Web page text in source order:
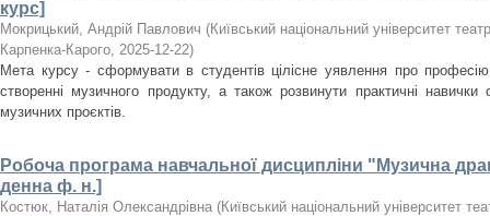
курс]
Мокрицький, Андрій Павлович (Київський національний університет
Карпенка-Карого, 2025-12-22)
Мета курсу - сформувати в студентів цілісне уявлення про
створенні музичного продукту, а також розвинути практичні навички
музичних проєктів.
Робоча програма навчальної дисципліни "Музична
денна ф. н.]
Костюк, Наталія Олександрівна (Київський національний університет